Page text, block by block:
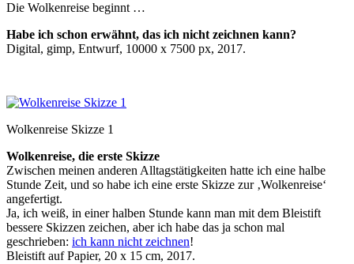
Die Wolkenreise beginnt …
Habe ich schon erwähnt, das ich nicht zeichnen kann?
Digital, gimp, Entwurf, 10000 x 7500 px, 2017.
Wolkenreise Skizze 1
Wolkenreise, die erste Skizze
Zwischen meinen anderen Alltagstätigkeiten hatte ich eine halbe
Stunde Zeit, und so habe ich eine erste Skizze zur ‚Wolkenreise‘
angefertigt.
Ja, ich weiß, in einer halben Stunde kann man mit dem Bleistift
bessere Skizzen zeichen, aber ich habe das ja schon mal
geschrieben: ich kann nicht zeichnen!
Bleistift auf Papier, 20 x 15 cm, 2017.